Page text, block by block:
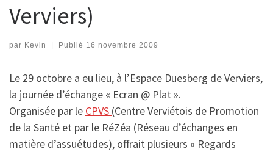
Verviers)
par Kevin | Publié 16 novembre 2009
Le 29 octobre a eu lieu, à l’Espace Duesberg de Verviers,
la journée d’échange « Ecran @ Plat ».
Organisée par le CPVS (Centre Verviétois de Promotion
de la Santé et par le RéZéa (Réseau d’échanges en
matière d’assuétudes), offrait plusieurs « Regards